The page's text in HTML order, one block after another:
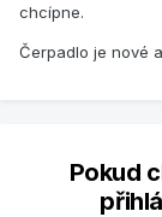
chcípne.
Čerpadlo je nové
Pokud